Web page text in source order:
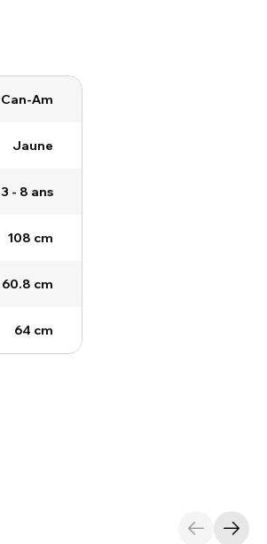
Can-Am
Jaune
3 - 8 ans
108 cm
60.8 cm
64 cm